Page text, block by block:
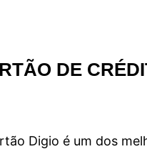
DE
Digio é um dos